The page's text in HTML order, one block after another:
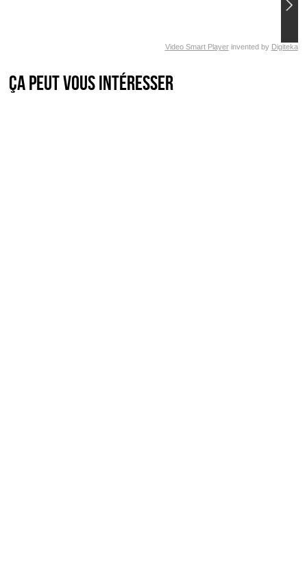
Video Smart Playerinvented by Digiteka
Ça peut vous intéresser